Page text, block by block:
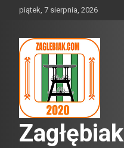
piątek, 7 sierpnia, 2026
Zagłębiak